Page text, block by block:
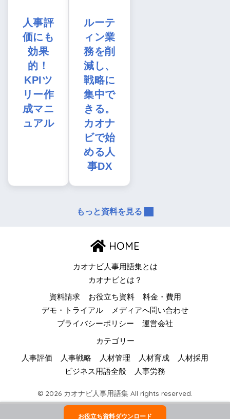
人事評
価にも
効果
的！
KPIツ
リー作
成マニ
ュアル
ルーテ
ィン業
務を削
減し、
戦略に
集中で
きる。
カオナ
ビで始
める人
事DX
もっと資料を見る
HOME
カオナビ人事用語集とは
カオナビとは？
資料請求 お役立ち資料
料金・費用
デモ・トライアル
メディアへ問い合わせ
プライバシーポリシー
運営会社
カテゴリー
人事評価 人事戦略 人材管理 人材育成
人材採用
ビジネス用語全般
人事労務
© 2026 カオナビ人事用語集 All rights reserved.
お役立ち資料ダウンロード